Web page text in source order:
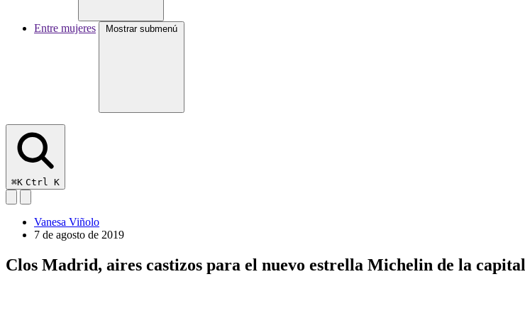
Entre mujeres Mostrar submenú
⌘K Ctrl K
Vanesa Viñolo
7 de agosto de 2019
Clos Madrid, aires castizos para el nuevo estrella Michelin de la capital